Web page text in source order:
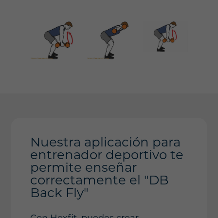
Nuestra aplicación para
entrenador deportivo te
permite enseñar
correctamente el "DB
Back Fly"